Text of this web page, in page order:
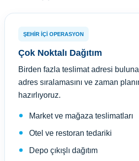
ŞEHİR İÇİ OPERASYON
Çok Noktalı Dağıtım
Birden fazla teslimat adresi
adres sıralamasını ve zaman
hazırlıyoruz.
Market ve mağaza teslimatları
Otel ve restoran tedariki
Depo çıkışlı dağıtım